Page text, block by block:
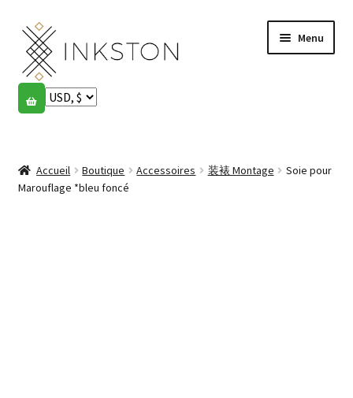
Aller
la
navigation
Aller
au
contenu
Menu
Boutique
menu
English
Accueil Boutique Accessoires 装裱 Montage
Soie pour
Marouflage *bleu foncé